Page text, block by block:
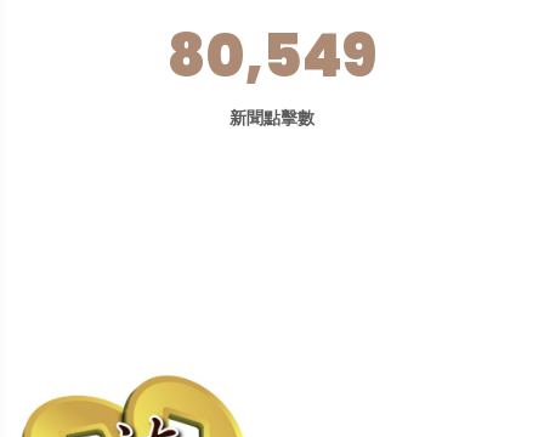
80,549
新聞點擊數